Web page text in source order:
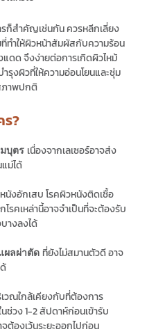
ก็สำคัญเช่นกัน ควรหลีกเลี่ยง
ทำให้ผิวหน้าสัมผัสกับความร้อน
แดด จึงง่ายต่อการเกิดผิวไหม้
รุงผิวที่ให้ความอ่อนโยนและชุ่ม
ภาพปกติ
ร?
บุตร เนื่องจากเลเซอร์อาจส่ง
ม่ได้
หนังอักเสบ โรคผิวหนังติดเชื้อ
โรคเหล่านี้อาจจำเป็นที่จะต้องรับ
างลงได้
ผลผ่าตัด ที่ยังไม่สมานตัวดี อาจ
เวณใกล้เคียงกับที่ต้องการ
นช่วง 1-2 สัปดาห์ก่อนเข้ารับ
จต้องเว้นระยะออกไปก่อน